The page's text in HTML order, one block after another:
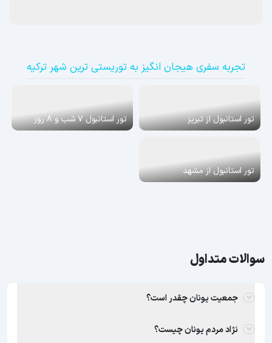
تجربه سفری هیجان انگیز به توریستی ترین شهر ترکیه
تور استانبول از تبریز تور استانبول 7 شب و 8 روز
تور استانبول از مشهد
سوالات متداول
جمعیت یونان چقدر است؟
نژاد مردم یونان چیست؟